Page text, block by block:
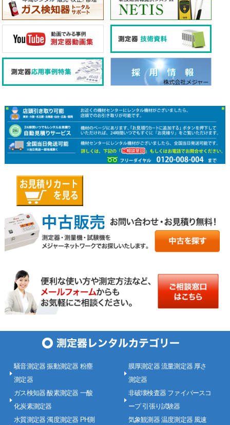
騒音測定器 振動測定器 粉塵
測定器
ガス検知器 酸素測定器 一酸
化炭素測定器
水質測定器 濁度測定器 PH測
膜厚測定器 流量測定器 厚さ
測定器
非破壊検査器 ファイバースコ
ープ 引張り試験器
気象観測器 温度測定器 風速